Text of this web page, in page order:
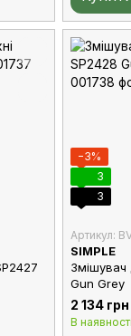
−3%
3
3
Артикул:
SIMPLE
Змішувач
Gun Grey
2 134 грн
В наявності